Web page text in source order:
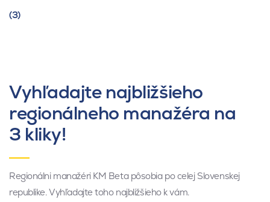
(3)
Vyhľadajte najbližšieho
regionálneho manažéra na
3 kliky!
Regionálni manažéri KM Beta pôsobia po celej Slovenskej
republike. Vyhľadajte toho najbližšieho k vám.